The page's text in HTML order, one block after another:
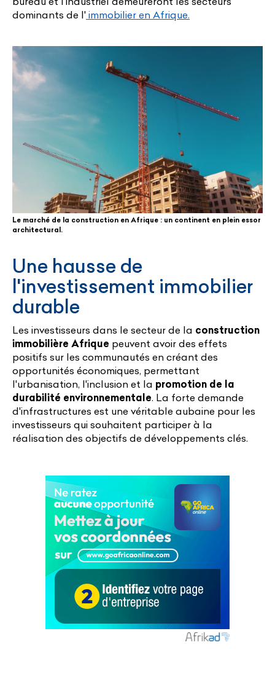
dominants de l' immobilier en Afrique.
Le marché de la construction en Afrique : un continent en plein essor
architectural.
Une hausse de
l'investissement immobilier
durable
Les investisseurs dans le secteur de la construction
immobilière Afrique peuvent avoir des effets
positifs sur les communautés en créant des
opportunités économiques, permettant
l'urbanisation, l'inclusion et la promotion de la
durabilité environnementale. La forte demande
d'infrastructures est une véritable aubaine pour les
investisseurs qui souhaitent participer à la
réalisation des objectifs de développements clés.